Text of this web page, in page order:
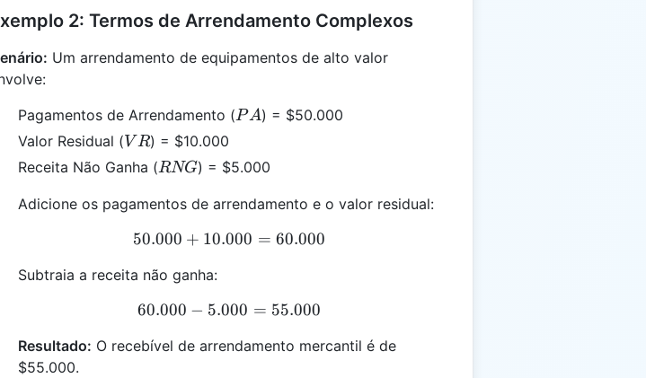
2: Termos de Arrendamento Complexos
Um arrendamento de equipamentos de alto valor
Pagamentos de Arrendamento (PA
PA) = $50.000
Valor Residual (VR
V R) = $10.000
Receita Não Ganha (RNG
RNG) = $5.000
Adicione os pagamentos de arrendamento e o valor residual:
50.000 + 10.000 = 60.000
50.000 + 10.000 = 60.000
Subtraia a receita não ganha:
60.000 - 5.000 = 55.000
60.000 − 5.000 = 55.000
Resultado: O recebível de arrendamento mercantil é de
$55.000.